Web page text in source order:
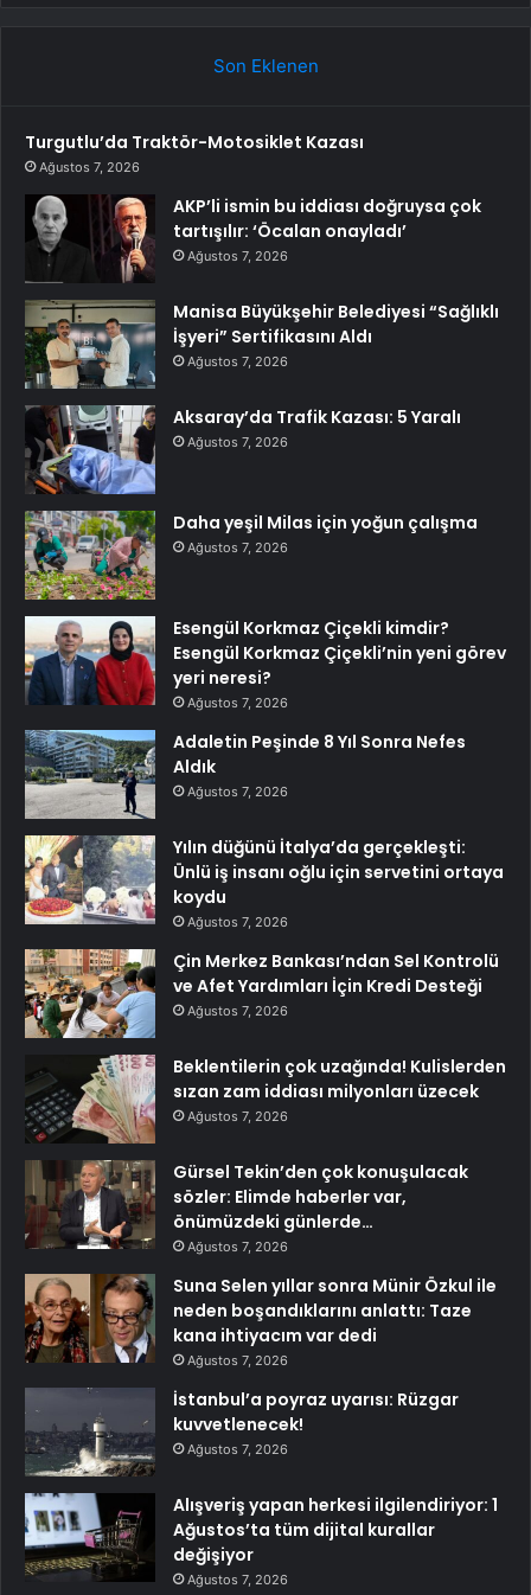
Son Eklenen
Turgutlu’da Traktör-Motosiklet Kazası
Ağustos 7, 2026
AKP’li ismin bu iddiası doğruysa çok
tartışılır: ‘Öcalan onayladı’
Ağustos 7, 2026
Manisa Büyükşehir Belediyesi “Sağlıklı
İşyeri” Sertifikasını Aldı
Ağustos 7, 2026
Aksaray’da Trafik Kazası: 5 Yaralı
Ağustos 7, 2026
Daha yeşil Milas için yoğun çalışma
Ağustos 7, 2026
Esengül Korkmaz Çiçekli kimdir?
Esengül Korkmaz Çiçekli’nin yeni görev
yeri neresi?
Ağustos 7, 2026
Adaletin Peşinde 8 Yıl Sonra Nefes
Aldık
Ağustos 7, 2026
Yılın düğünü İtalya’da gerçekleşti:
Ünlü iş insanı oğlu için servetini ortaya
koydu
Ağustos 7, 2026
Çin Merkez Bankası’ndan Sel Kontrolü
ve Afet Yardımları İçin Kredi Desteği
Ağustos 7, 2026
Beklentilerin çok uzağında! Kulislerden
sızan zam iddiası milyonları üzecek
Ağustos 7, 2026
Gürsel Tekin’den çok konuşulacak
sözler: Elimde haberler var,
önümüzdeki günlerde…
Ağustos 7, 2026
Suna Selen yıllar sonra Münir Özkul ile
neden boşandıklarını anlattı: Taze
kana ihtiyacım var dedi
Ağustos 7, 2026
İstanbul’a poyraz uyarısı: Rüzgar
kuvvetlenecek!
Ağustos 7, 2026
Alışveriş yapan herkesi ilgilendiriyor: 1
Ağustos’ta tüm dijital kurallar
değişiyor
Ağustos 7, 2026